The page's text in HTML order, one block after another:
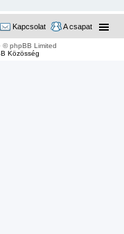
A csapat
Kapcsolat
© phpBB Limited
Közösség